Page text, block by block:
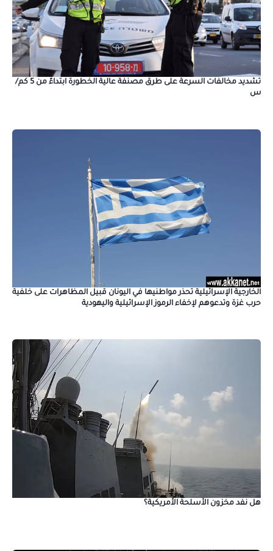
تشديد مخالفات السرعة على طرق مصنفة عالية الخطورة ابتداءً من 5 كم/
س
الخارجية الإسرائيلية تحذر مواطنيها في اليونان قبيل المظاهرات على خلفية
حرب غزة وتدعوهم لإخفاء الرموز الإسرائيلية واليهودية
هل نفد مخزون الأسلحة الأمريكية؟